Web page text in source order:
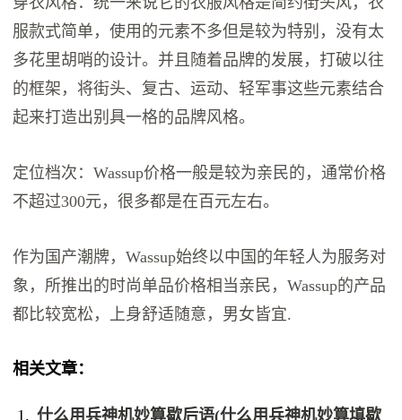
服款式简单，使用的元素不多但是较为特别，没有太
多花里胡哨的设计。并且随着品牌的发展，打破以往
的框架，将街头、复古、运动、轻军事这些元素结合
起来打造出别具一格的品牌风格。
定位档次：Wassup价格一般是较为亲民的，通常价格
不超过300元，很多都是在百元左右。
作为国产潮牌，Wassup始终以中国的年轻人为服务对
象，所推出的时尚单品价格相当亲民，Wassup的产品
都比较宽松，上身舒适随意，男女皆宜.
相关文章：
什么用兵神机妙算歇后语(什么用兵神机妙算填歇